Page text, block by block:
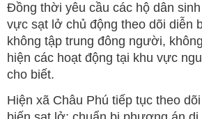
Đồng thời yêu cầu các hộ dân
vực sạt lở chủ động theo dõi diễn
không tập trung đông người,
hiện các hoạt động tại khu vực
cho biết.
Hiện xã Châu Phú tiếp tục theo